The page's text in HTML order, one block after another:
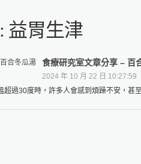
益胃生津
食療研究室文章分享 – 百
2024 年 10 月 22 日 10:27:59
超過30度時，許多人會感到煩躁不安，